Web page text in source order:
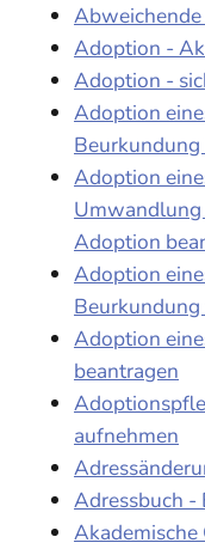
Adoption -
Adoption -
Adoption
Adoption
Umwandlung
Adoption
Adoption
Adoption
beantragen
aufnehmen
Adressbuch -